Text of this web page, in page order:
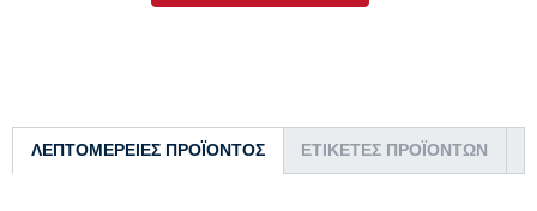
ΛΕΠΤΟΜΈΡΕΙΕΣ ΠΡΟΪΌΝΤΟΣ ΕΤΙΚΈΤΕΣ ΠΡΟΪΌΝΤΩΝ